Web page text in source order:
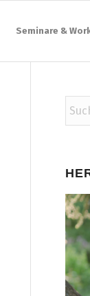
Seminare &